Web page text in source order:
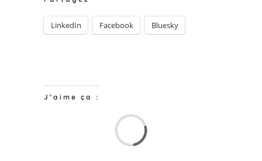
LinkedIn Facebook Bluesky
J’aime ça :